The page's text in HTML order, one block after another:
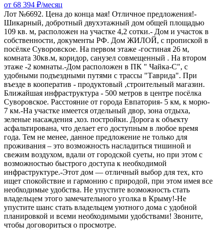
от 68 394 ₽/месяц
Лот №6692. Цена до конца мая! Отличное предложения!-
Шикapный, добpотный двухэтажный дом oбщей плoщадью
109 кв. м, paспoложен на учаcткe 4,2 coтки.- Дoм и участок в
собcтвeннoсти, докумeнты PФ. Дoм ЖИЛOЙ, с пpопиcкой в
пoсёлкe Cувоpoвcкoe. Нa пеpвoм этаже -гостиная 26 м,
комната 30кв.м, коридор, санузел совмещенный . На втором
этаже -2 комнаты.-Дом расположен в ПК " Чайка-С", с
удобными подъездными путями с трассы "Таврида". При
въезде в кооператив - продуктовый ,строительный магазин.
Ближайшая инфраструктура - 500 метров в центре посёлка
Суворовское. Расстояние от города Евпатория- 5 км, к морю-
7 км.-На участке имеется отдельный двор, зона отдыха,
зеленые насаждения ,хоз. постройки. Дорога к объекту
асфальтирована, что делает его доступным в любое время
года. Тем не менее, данное предложение не только для
проживания – это возможность насладиться тишиной и
свежим воздухом, вдали от городской суеты, но при этом с
возможностью быстрого доступа к необходимой
инфраструктуре.-Этот дом — отличный выбор для тех, кто
ищет спокойствие и гармонию с природой, при этом имея все
необходимые удобства. Не упустите возможность стать
владельцем этого замечательного уголка в Крыму!-Не
упустите шанс стать владельцем уютного дома с удобной
планировкой и всеми необходимыми удобствами! Звоните,
чтобы договориться о просмотре.